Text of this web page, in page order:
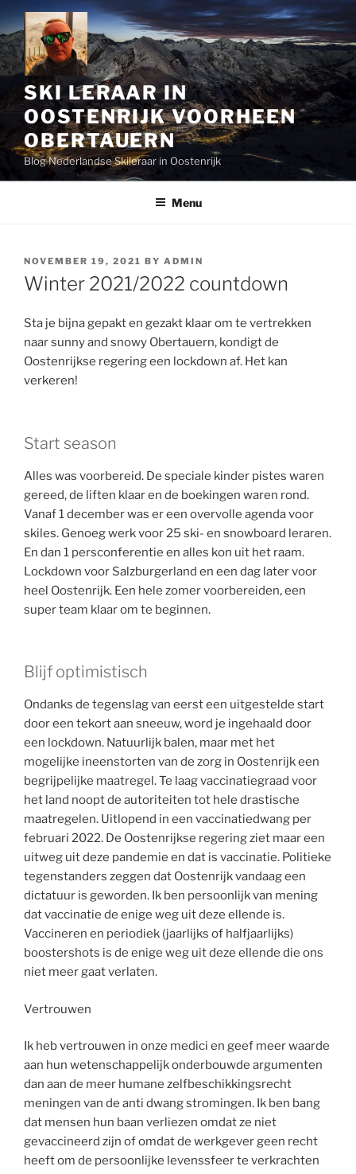
to
content
SKI LERAAR IN
OOSTENRIJK VOORHEEN
OBERTAUERN
Blog Nederlandse Skileraar in Oostenrijk
Menu
POSTED
ON
NOVEMBER 19, 2021 BY ADMIN
Winter 2021/2022 countdown
Sta je bijna gepakt en gezakt klaar om te vertrekken
naar sunny and snowy Obertauern, kondigt de
Oostenrijkse regering een lockdown af. Het kan
verkeren!
Start season
Alles was voorbereid. De speciale kinder pistes waren
gereed, de liften klaar en de boekingen waren rond.
Vanaf 1 december was er een overvolle agenda voor
skiles. Genoeg werk voor 25 ski- en snowboard leraren.
En dan 1 persconferentie en alles kon uit het raam.
Lockdown voor Salzburgerland en een dag later voor
heel Oostenrijk. Een hele zomer voorbereiden, een
super team klaar om te beginnen.
Blijf optimistisch
Ondanks de tegenslag van eerst een uitgestelde start
door een tekort aan sneeuw, word je ingehaald door
een lockdown. Natuurlijk balen, maar met het
mogelijke ineenstorten van de zorg in Oostenrijk een
begrijpelijke maatregel. Te laag vaccinatiegraad voor
het land noopt de autoriteiten tot hele drastische
maatregelen. Uitlopend in een vaccinatiedwang per
februari 2022. De Oostenrijkse regering ziet maar een
uitweg uit deze pandemie en dat is vaccinatie. Politieke
tegenstanders zeggen dat Oostenrijk vandaag een
dictatuur is geworden. Ik ben persoonlijk van mening
dat vaccinatie de enige weg uit deze ellende is.
Vaccineren en periodiek (jaarlijks of halfjaarlijks)
boostershots is de enige weg uit deze ellende die ons
niet meer gaat verlaten.
Vertrouwen
Ik heb vertrouwen in onze medici en geef meer waarde
aan hun wetenschappelijk onderbouwde argumenten
dan aan de meer humane zelfbeschikkingsrecht
meningen van de anti dwang stromingen. Ik ben bang
dat mensen hun baan verliezen omdat ze niet
gevaccineerd zijn of omdat de werkgever geen recht
heeft om de persoonlijke levenssfeer te verkrachten